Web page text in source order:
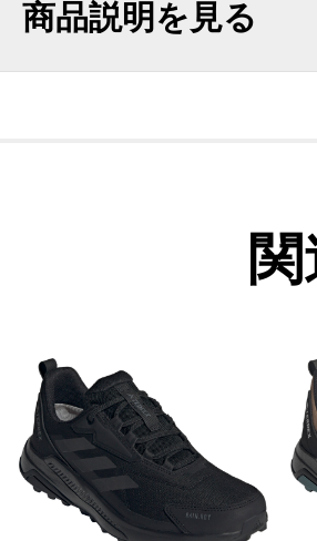
商品説明を見る